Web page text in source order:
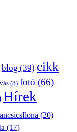
blog (39) cikk
(8) fotó (66)
Hírek
(20)
(17)